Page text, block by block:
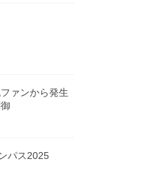
ァンから発生
パス2025